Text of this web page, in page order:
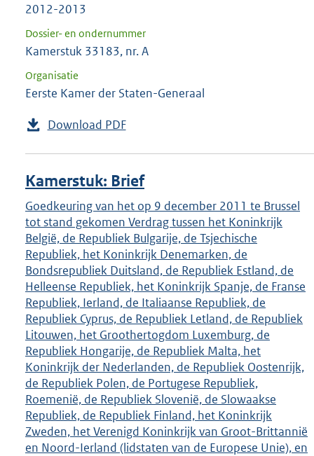
2012-2013
Dossier- en ondernummer
Kamerstuk 33183, nr. A
Organisatie
Eerste Kamer der Staten-Generaal
Download PDF
Kamerstuk: Brief
Goedkeuring van het op 9 december 2011 te Brussel
tot stand gekomen Verdrag tussen het Koninkrijk
België, de Republiek Bulgarije, de Tsjechische
Republiek, het Koninkrijk Denemarken, de
Bondsrepubliek Duitsland, de Republiek Estland, de
Helleense Republiek, het Koninkrijk Spanje, de Franse
Republiek, Ierland, de Italiaanse Republiek, de
Republiek Cyprus, de Republiek Letland, de Republiek
Litouwen, het Groothertogdom Luxemburg, de
Republiek Hongarije, de Republiek Malta, het
Koninkrijk der Nederlanden, de Republiek Oostenrijk,
de Republiek Polen, de Portugese Republiek,
Roemenië, de Republiek Slovenië, de Slowaakse
Republiek, de Republiek Finland, het Koninkrijk
Zweden, het Verenigd Koninkrijk van Groot-Brittannië
en Noord-Ierland (lidstaten van de Europese Unie), en